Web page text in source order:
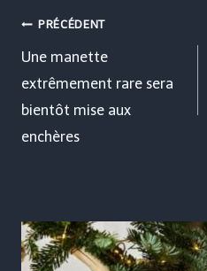
Navigation
de
l’article
PRÉCÉDENT
Une manette
extrêmement rare sera
bientôt mise aux
enchères